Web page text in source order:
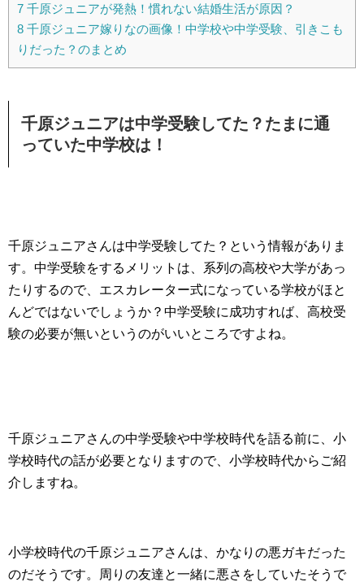
7 千原ジュニアが発熱！慣れない結婚生活が原因？
8 千原ジュニア嫁りなの画像！中学校や中学受験、引きこも
りだった？のまとめ
千原ジュニアは中学受験してた？たまに通
っていた中学校は！
千原ジュニアさんは中学受験してた？という情報がありま
す。中学受験をするメリットは、系列の高校や大学があっ
たりするので、エスカレーター式になっている学校がほと
んどではないでしょうか？中学受験に成功すれば、高校受
験の必要が無いというのがいいところですよね。
千原ジュニアさんの中学受験や中学校時代を語る前に、小
学校時代の話が必要となりますので、小学校時代からご紹
介しますね。
小学校時代の千原ジュニアさんは、かなりの悪ガキだった
のだそうです。周りの友達と一緒に悪さをしていたそうで